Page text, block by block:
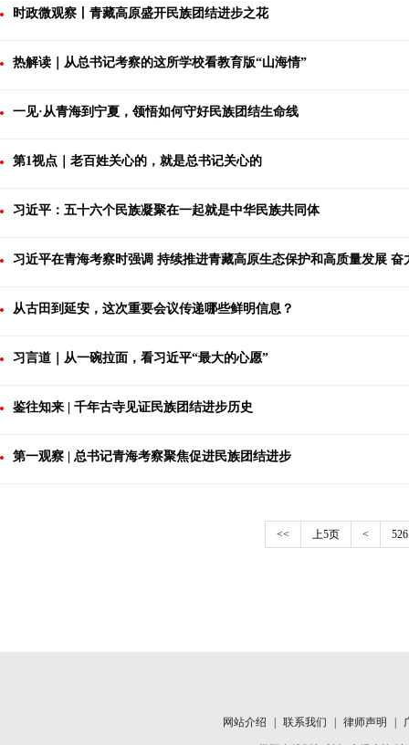
时政微观察丨青藏高原盛开民族团结进步之花
热解读｜从总书记考察的这所学校看教育版“山海情”
一见·从青海到宁夏，领悟如何守好民族团结生命线
第1视点｜老百姓关心的，就是总书记关心的
习近平：五十六个民族凝聚在一起就是中华民族共同体
习近平在青海考察时强调 持续推进青藏高原生态保护和高质量发展
从古田到延安，这次重要会议传递哪些鲜明信息？
习言道｜从一碗拉面，看习近平“最大的心愿”
鉴往知来 | 千年古寺见证民族团结进步历史
第一观察 | 总书记青海考察聚焦促进民族团结进步
<< 上5页 < 526
网站介绍 联系我们 律师声明